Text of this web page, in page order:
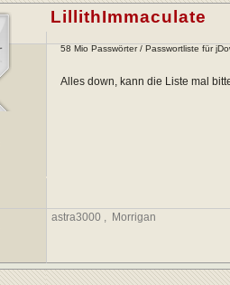
LillithImmaculate
58 Mio Passwörter / Passwortliste für
Alles down, kann die Liste mal
astra3000 , Morrigan